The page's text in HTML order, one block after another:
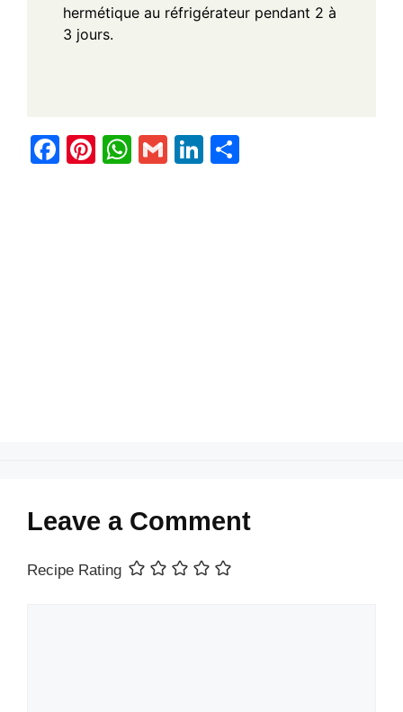
hermétique au réfrigérateur pendant 2 à
3 jours.
F
Pi
W
G
Li
Leave a Comment
Recipe Rating